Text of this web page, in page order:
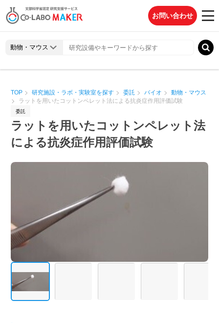
お問い合わせ
TOP 研究施設・ラボ・実験室を探す 委託 バイオ
動物・マウス
ラットを用いたコットンペレット法による抗炎症作用評価試験
委託
ラットを用いたコットンペレット法
による抗炎症作用評価試験